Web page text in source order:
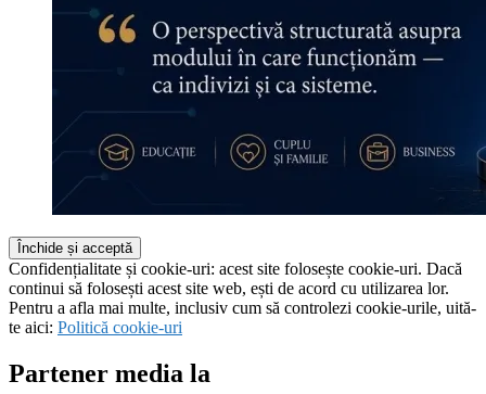
Confidențialitate și cookie-uri: acest site folosește cookie-uri. Dacă
continui să folosești acest site web, ești de acord cu utilizarea lor.
Pentru a afla mai multe, inclusiv cum să controlezi cookie-urile, uită-
te aici: Politică cookie-uri
Partener media la